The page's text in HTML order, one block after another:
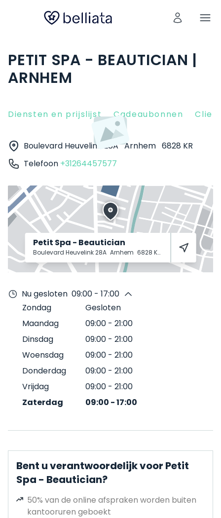
PETIT SPA - BEAUTICIAN |
ARNHEM
Diensten en prijslijst Cadeaubonnen
Boulevard Heuvelink 28A Arnhem 6828 KR
Telefoon +31264457577
Petit Spa - Beautician
Boulevard Heuvelink 28A Arnhem 6828 KR
Nu gesloten 09:00 - 17:00
Zondag
Gesloten
Maandag
09:00 - 21:00
Dinsdag
09:00 - 21:00
Woensdag
09:00 - 21:00
Donderdag
09:00 - 21:00
Vrijdag
09:00 - 21:00
Zaterdag
09:00 -17:00
Bent u verantwoordelijk voor Petit
Spa - Beautician?
50% van de online afspraken worden buiten
kantooruren geboekt